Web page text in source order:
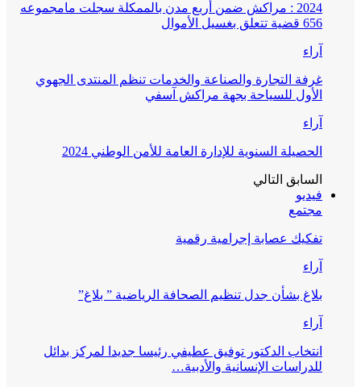
2024 : مراكش ضمن أربع مدن بالممكلة سجلت مامجموعه
656 قضية تتعلق بغسيل الأموال
آراء
غرفة التجارة والصناعة والخدمات تنظم المنتدى الجهوي
الأول للسياحة بجهة مراكش آسفي
آراء
الحصيلة السنوية للإدارة العامة للأمن الوطني 2024
السابق التالي
فيديو
مجتمع
تفكيك عصابة إجرامية رقمية
آراء
بلاغ بشأن جدل تنظيم الصحافة الرياضية ” بلاغ”
آراء
انتخاب الدكتور توفيق عطيفي رئيسا جديدا لمركز بدائل
للدراسات الإنسانية والأدبية…